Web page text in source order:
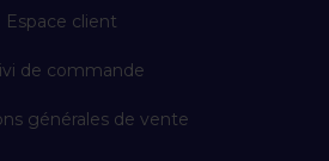
Espace client
de commande
générales de vente